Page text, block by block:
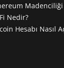
Madenciliği
Nedir?
Hesabı Nasıl